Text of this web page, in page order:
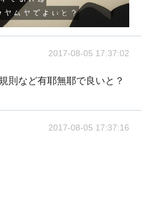
2017-08-05 17:37:02
則など有耶無耶で良いと？
2017-08-05 17:37:16